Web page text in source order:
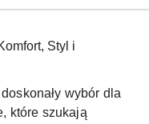
Styl i
wybór dla
które szukają